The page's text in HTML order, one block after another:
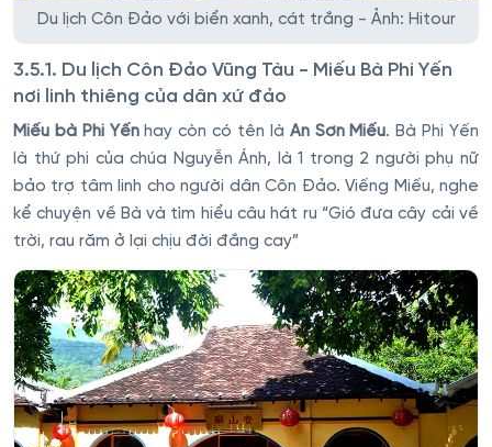
Du lịch Côn Đảo với biển xanh, cát trắng - Ảnh: Hitour
3.5.1. Du lịch Côn Đảo Vũng Tàu - Miếu Bà Phi Yến
nơi linh thiêng của dân xứ đảo
Miếu bà Phi Yếnhay còn có tên là An Sơn Miếu. Bà Phi Yến
là thứ phi của chúa Nguyễn Ánh, là 1 trong 2 người phụ nữ
bảo trợ tâm linh cho người dân Côn Đảo. Viếng Miếu, nghe
kể chuyện về Bà và tìm hiểu câu hát ru “Gió đưa cây cải về
trời, rau răm ở lại chịu đời đắng cay”